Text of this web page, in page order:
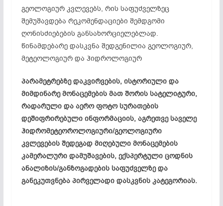
გეოლოგიურ კვლევებს, რის საფუძველზეც
შემუშავდება რეკომენდაციები შემდგომი
ღონისძიებების განსახორციელებლად.
წინამდებარე დასკვნა შედგენილია გეოლოგიურ,
მეტეოლოგიურ და ჰიდროლოგიურ
პარამეტრებზე დაკვირვების, ისტორიული და
მიმდინარე მონაცემების მათ შორის სატელიტური,
რადარული და აერო ფოტო სურათების
დეშიფრირებული ინფორმაციის, აგრეთვე საველე
ჰიდრომეტეოროლოგიური/გეოლოგიური
კვლევების შედეგად მიღებული მონაცემების
კამერალური დამუშავების, ექსპერტული ცოდნის
ანალიზის/განზოგადების საფუძველზე და
განეკუთვნება პირველადი დასკვნის კატეგორიას.